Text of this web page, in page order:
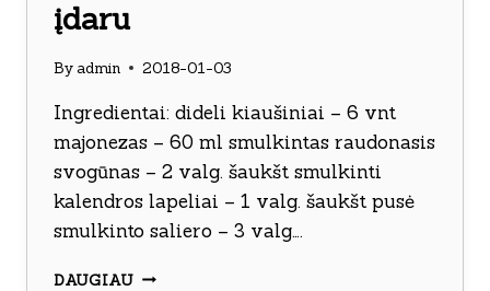
įdaru
By admin 2018-01-03
Ingredientai: dideli kiaušiniai – 6 vnt
majonezas – 60 ml smulkintas raudonasis
svogūnas – 2 valg. šaukšt smulkinti
kalendros lapeliai – 1 valg. šaukšt pusė
smulkinto saliero – 3 valg….
DAUGIAUSUMUŠTINIAI